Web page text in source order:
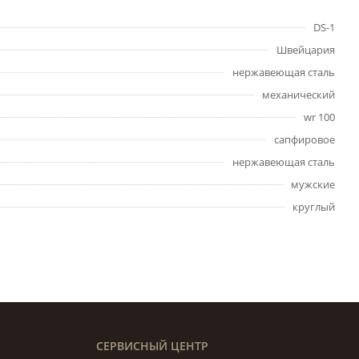
DS-1
Швейцария
нержавеющая сталь
механический
wr 100
сапфировое
нержавеющая сталь
мужские
круглый
СЕРВИСНЫЙ ЦЕНТР